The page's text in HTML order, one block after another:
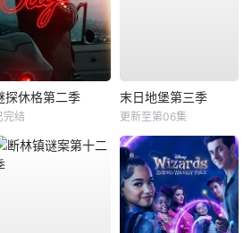
探休格第二季
完结
末日地堡第三季
更新至第06集